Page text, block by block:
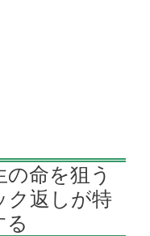
命を狙う
ク返しが特
る